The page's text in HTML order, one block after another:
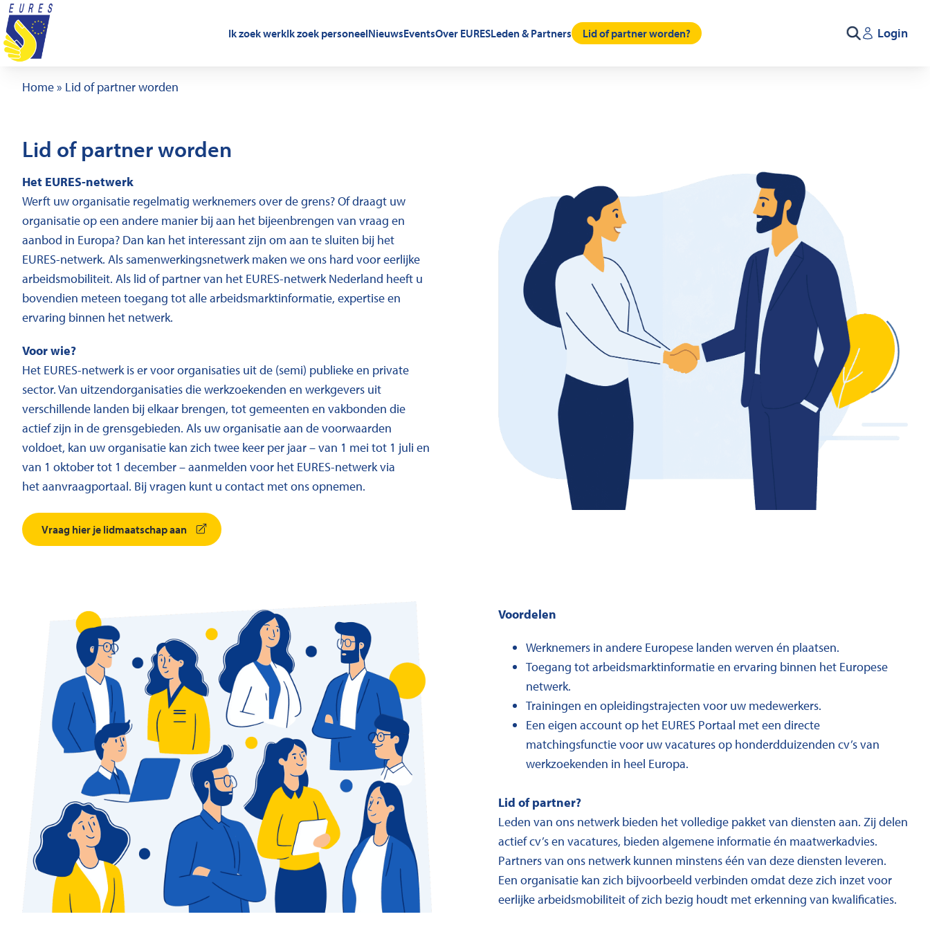
Ga naar de inhoud
Ik zoek werkIk zoek personeelNieuwsEventsOver EURESLeden & Partners Lid of partner worden? Login
Home» Lid of partner worden
Lid of partner worden
Het EURES-netwerk
Werft uw organisatie regelmatig werknemers over de grens? Of draagt uw
organisatie op een andere manier bij aan het bijeenbrengen van vraag en
aanbod in Europa? Dan kan het interessant zijn om aan te sluiten bij het
EURES-netwerk. Als samenwerkingsnetwerk maken we ons hard voor eerlijke
arbeidsmobiliteit. Als lid of partner van het EURES-netwerk Nederland heeft u
bovendien meteen toegang tot alle arbeidsmarktinformatie, expertise en
ervaring binnen het netwerk.
Voor wie?
Het EURES-netwerk is er voor organisaties uit de (semi) publieke en private
sector. Van uitzendorganisaties die werkzoekenden en werkgevers uit
verschillende landen bij elkaar brengen, tot gemeenten en vakbonden die
actief zijn in de grensgebieden. Als uw organisatie aan de voorwaarden
voldoet, kan uw organisatie kan zich twee keer per jaar – van 1 mei tot 1 juli en
van 1 oktober tot 1 december – aanmelden voor het EURES-netwerk via
hetaanvraagportaal. Bij vragen kunt u contact met ons opnemen.
Vraag hier je lidmaatschap aan
Voordelen
Werknemers in andere Europese landen werven én plaatsen.
Toegang tot arbeidsmarktinformatie en ervaring binnen het Europese
netwerk.
Trainingen en opleidingstrajecten voor uw medewerkers.
Een eigen account op het EURES Portaal met een directe
matchingsfunctie voor uw vacatures op honderdduizenden cv’s van
werkzoekenden in heel Europa.
Lid of partner?
Leden van ons netwerk bieden het volledige pakket van diensten aan. Zij delen
actief cv’s en vacatures, bieden algemene informatie én maatwerkadvies.
Partners van ons netwerk kunnen minstens één van deze diensten leveren.
Een organisatie kan zich bijvoorbeeld verbinden omdat deze zich inzet voor
eerlijke arbeidsmobiliteit of zich bezig houdt met erkenning van kwalificaties.